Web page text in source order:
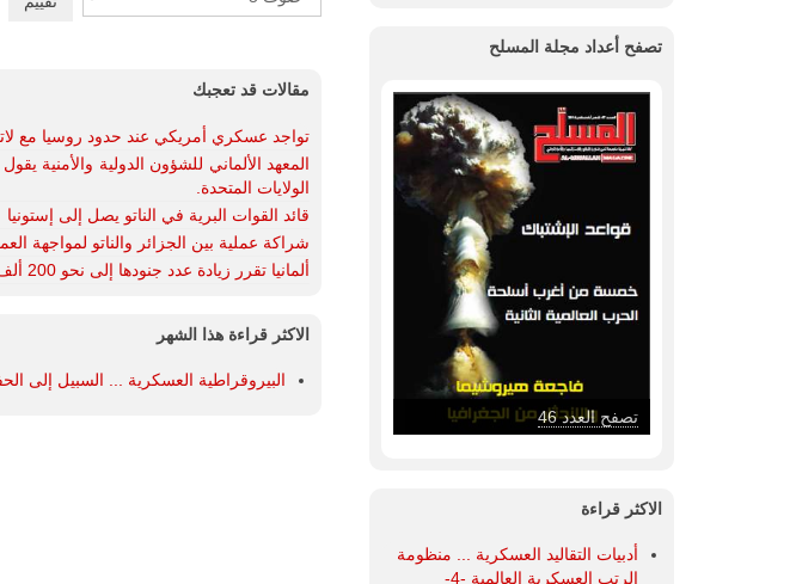
Rate
مقالات قد تعجبك
تواجد عسكري أمريكي عند حدود روسيا مع
المعهد الألماني للشؤون الدولية والأمنية
الولايات المتحدة.
قائد القوات البرية في الناتو يصل إلى إستونيا
شراكة عملية بين الجزائر والناتو لمواجهة
ألمانيا تقرر زيادة عدد جنودها إلى نحو 200 ألف بحلول العام 2024
الاكثر قراءة هذا الشهر
البيروقراطية العسكرية ... السبيل إلى
تصفح أعداد مجلة المسلح
تصفح العدد 46
الاكثر قراءة
أدبيات التقاليد العسكرية ... منظومة
الرتب العسكرية العالمية -4-